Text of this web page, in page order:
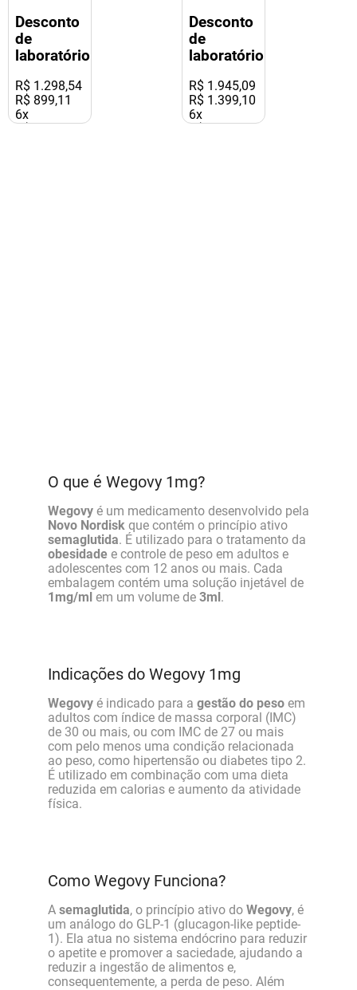
Desconto
de
laboratório
R$ 1 .298,54
R$ 899,11
6x
Desconto
de
laboratório
R$ 1 .945,09
R$ 1.399,10
6x
O que é Wegovy 1mg?
Wegovy é um medicamento desenvolvido pela
Novo Nordisk que contém o princípio ativo
semaglutida. É utilizado para o tratamento da
obesidade e controle de peso em adultos e
adolescentes com 12 anos ou mais. Cada
embalagem contém uma solução injetável de
1mg/ml em um volume de 3ml.
Indicações do Wegovy 1mg
Wegovy é indicado para a gestão do peso em
adultos com índice de massa corporal (IMC)
de 30 ou mais, ou com IMC de 27 ou mais
com pelo menos uma condição relacionada
ao peso, como hipertensão ou diabetes tipo 2.
É utilizado em combinação com uma dieta
reduzida em calorias e aumento da atividade
física.
Como Wegovy Funciona?
A semaglutida, o princípio ativo do Wegovy, é
um análogo do GLP-1 (glucagon-like peptide-
1). Ela atua no sistema endócrino para reduzir
o apetite e promover a saciedade, ajudando a
reduzir a ingestão de alimentos e,
consequentemente, a perda de peso. Além